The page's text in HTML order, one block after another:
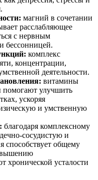
магний в сочетании
расслабляющее
с нервным
бессонницей.
комплекс
концентрации,
деятельности.
витамины
улучшить
ускоряя
и умственную
благодаря комплексному
сосудистую и
общему
хронической усталости